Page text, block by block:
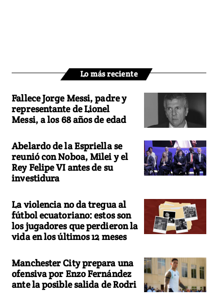
Lo más reciente
Fallece Jorge Messi, padre y
representante de Lionel
Messi, a los 68 años de edad
Abelardo de la Espriella se
reunió con Noboa, Milei y el
Rey Felipe VI antes de su
investidura
La violencia no da tregua al
fútbol ecuatoriano: estos son
los jugadores que perdieron la
vida en los últimos 12 meses
Manchester City prepara una
ofensiva por Enzo Fernández
ante la posible salida de Rodri